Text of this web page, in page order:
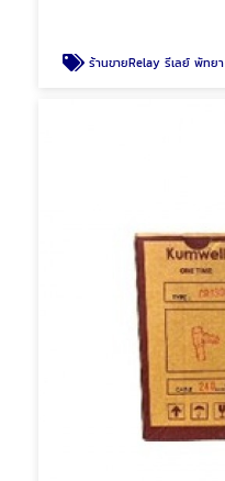
ร้านขายRelay รีเลย์ พัทยา